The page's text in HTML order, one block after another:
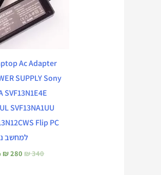
Ac Adapter
SUPPLY Sony
SVF13N1E4E
SVF13NA1UU
למחשב
₪340
₪280